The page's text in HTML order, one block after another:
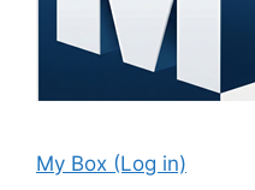
My Box (Log in)